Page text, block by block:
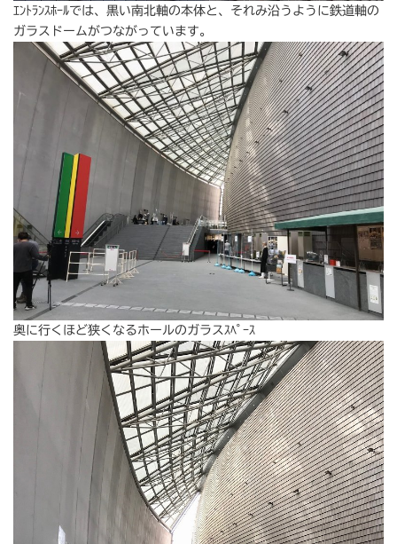
ｴﾝﾄﾗﾝｽﾎｰﾙでは、黒い南北軸の本体と、それみ沿うように鉄道軸の
ガラスドームがつながっています。
奥に行くほど狭くなるホールのガラスｽﾍﾟｰｽ